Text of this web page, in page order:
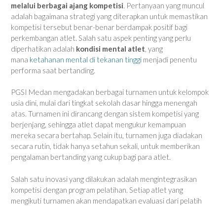
melalui berbagai ajang kompetisi . Pertanyaan yang muncul
adalah bagaimana strategi yang diterapkan untuk memastikan
kompetisi tersebut benar-benar berdampak positif bagi
perkembangan atlet. Salah satu aspek penting yang perlu
diperhatikan adalah kondisi mental atlet , yang
mana ketahanan mental di tekanan tinggi menjadi penentu
performa saat bertanding.
PGSI Medan mengadakan berbagai turnamen untuk kelompok
usia dini, mulai dari tingkat sekolah dasar hingga menengah
atas. Turnamen ini dirancang dengan sistem kompetisi yang
berjenjang, sehingga atlet dapat mengukur kemampuan
mereka secara bertahap. Selain itu, turnamen juga diadakan
secara rutin, tidak hanya setahun sekali, untuk memberikan
pengalaman bertanding yang cukup bagi para atlet.
Salah satu inovasi yang dilakukan adalah mengintegrasikan
kompetisi dengan program pelatihan. Setiap atlet yang
mengikuti turnamen akan mendapatkan evaluasi dari pelatih